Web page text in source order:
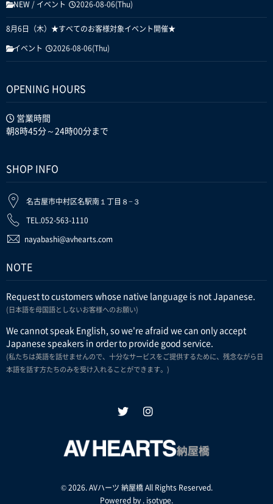
NEW / イベント 2026-08-06(Thu)
8月6日（木）★すべてのお客様対象イベント開催★
イベント 2026-08-06(Thu)
OPENING HOURS
営業時間
朝8時45分～24時00分まで
SHOP INFO
名古屋市中村区名駅南１丁目８−３
TEL.052-563-1110
nayabashi@avhearts.com
NOTE
Request to customers whose native language is not Japanese.
(日本語を母国語としないお客様へのお願い)
We cannot speak English, so we're afraid we can only accept
Japanese speakers in order to provide good service.
(私たちは英語を話せませんので、十分なサービスをご提供するために、残念ながら日
本語を話す方たちのみを受け入れることができます。)
© 2026. AVハーツ 納屋橋 All Rights Reserved.
Powered by . isotype